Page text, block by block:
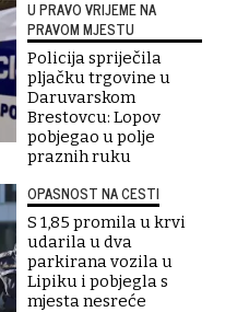
U PRAVO VRIJEME NA
PRAVOM MJESTU
Policija spriječila
pljačku trgovine u
Daruvarskom
Brestovcu: Lopov
pobjegao u polje
praznih ruku
OPASNOST NA CESTI
S 1,85 promila u krvi
udarila u dva
parkirana vozila u
Lipiku i pobjegla s
mjesta nesreće